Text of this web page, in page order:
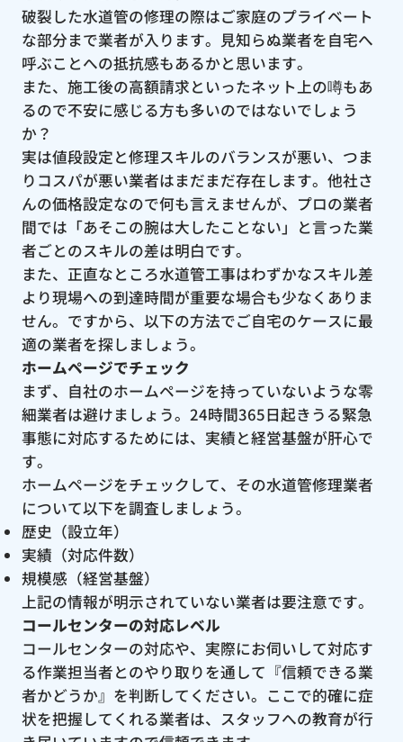
破裂した水道管の修理の際はご家庭のプライベート
な部分まで業者が入ります。見知らぬ業者を自宅へ
呼ぶことへの抵抗感もあるかと思います。
また、施工後の高額請求といったネット上の噂もあ
るので不安に感じる方も多いのではないでしょう
か？
実は値段設定と修理スキルのバランスが悪い、つま
りコスパが悪い業者はまだまだ存在します。他社さ
んの価格設定なので何も言えませんが、プロの業者
間では「あそこの腕は大したことない」と言った業
者ごとのスキルの差は明白です。
また、正直なところ水道管工事はわずかなスキル差
より現場への到達時間が重要な場合も少なくありま
せん。ですから、以下の方法でご自宅のケースに最
適の業者を探しましょう。
ホームページでチェック
まず、自社のホームページを持っていないような零
細業者は避けましょう。24時間365日起きうる緊急
事態に対応するためには、実績と経営基盤が肝心で
す。
ホームページをチェックして、その水道管修理業者
について以下を調査しましょう。
歴史（設立年）
実績（対応件数）
規模感（経営基盤）
上記の情報が明示されていない業者は要注意です。
コールセンターの対応レベル
コールセンターの対応や、実際にお伺いして対応す
る作業担当者とのやり取りを通して『信頼できる業
者かどうか』を判断してください。ここで的確に症
状を把握してくれる業者は、スタッフへの教育が行